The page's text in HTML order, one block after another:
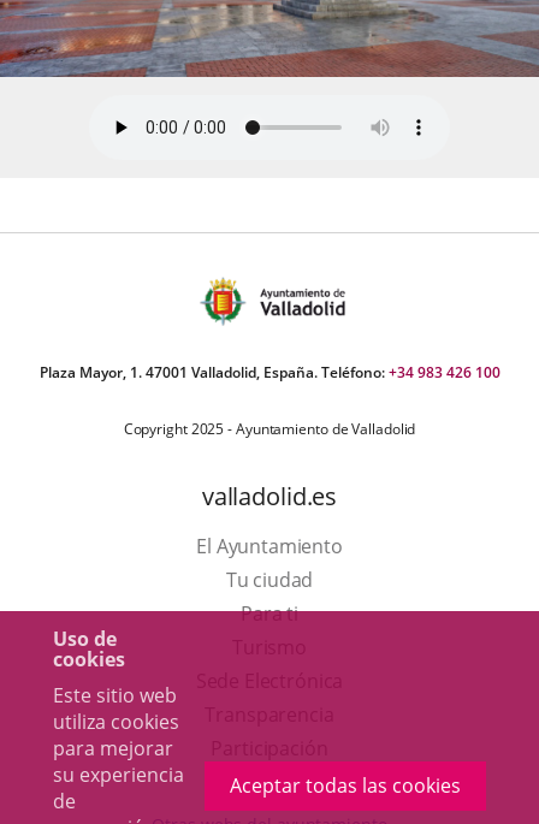
Uso de
cookies
Este sitio web
utiliza cookies
para mejorar
su experiencia
de
Aceptar todas las cookies
Plaza Mayor, 1. 47001 Valladolid, España. Teléfono:+34 983 426 100
Copyright 2025 - Ayuntamiento de Valladolid
valladolid.es
El Ayuntamiento
Tu ciudad
Para ti
en
una
aplicación
externa.